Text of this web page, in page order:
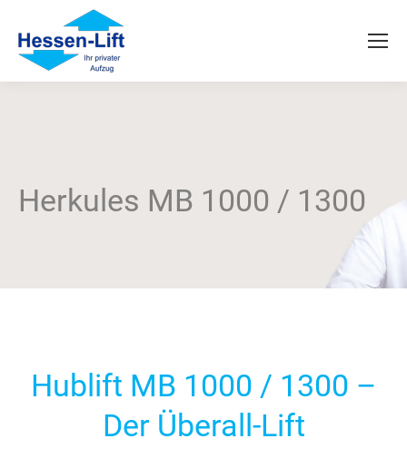
Herkules MB 1000 / 1300
Hublift MB 1000 / 1300 –
Der Überall-Lift